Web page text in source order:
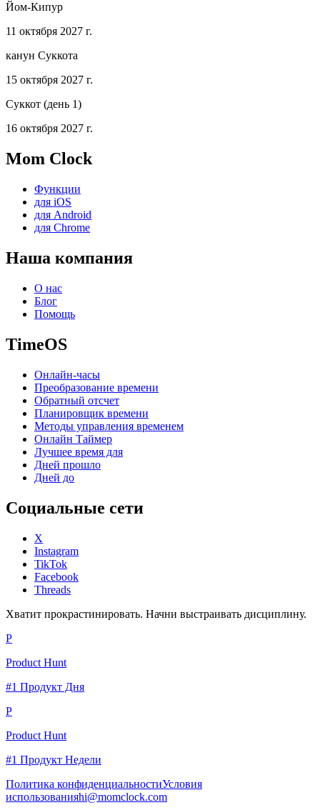
Йом-Кипур
11 октября 2027 г.
канун Суккота
15 октября 2027 г.
Суккот (день 1)
16 октября 2027 г.
Mom Clock
Функции
для iOS
для Android
для Chrome
Наша компания
О нас
Блог
Помощь
TimeOS
Онлайн-часы
Преобразование времени
Обратный отсчет
Планировщик времени
Методы управления временем
Онлайн Таймер
Лучшее время для
Дней прошло
Дней до
Социальные сети
X
Instagram
TikTok
Facebook
Threads
Хватит прокрастинировать. Начни выстраивать дисциплину.
P
Product Hunt
#1 Продукт Дня
P
Product Hunt
#1 Продукт Недели
Политика конфиденциальностиУсловия
использованияhi@momclock.com